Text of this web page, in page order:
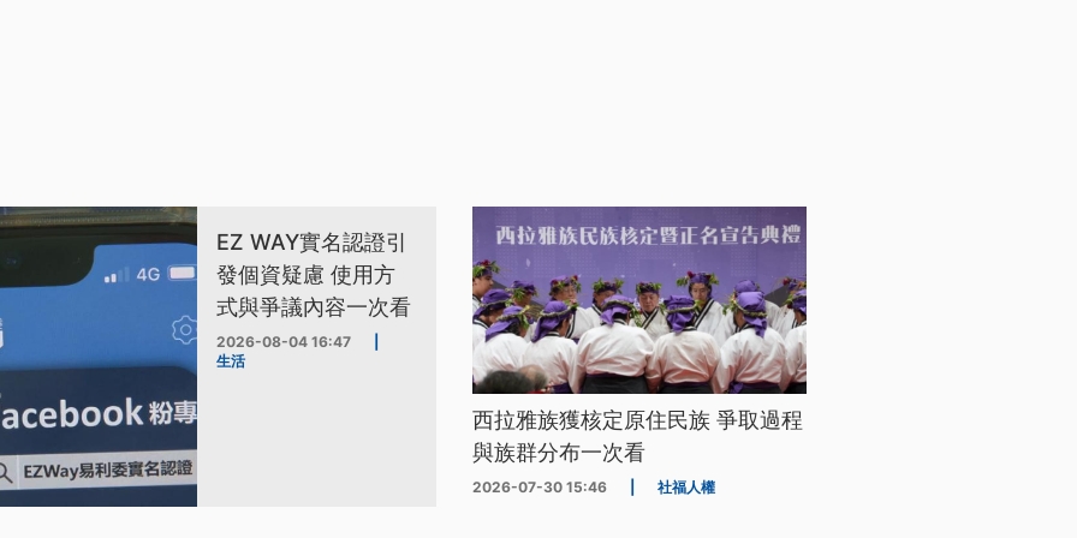
EZ WAY實名認證引
發個資疑慮 使用方
式與爭議內容一次看
2026-08-04 16:47
生活
西拉雅族獲核定原住民族 爭取過程
與族群分布一次看
2026-07-30 15:46 社福人權